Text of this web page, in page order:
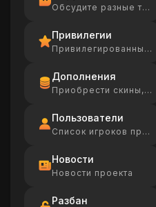
Обсудите разные темы
Привилегии
Привилегированные игроки
Дополнения
Приобрести скины, Ammo
Пользователи
Список игроков проекта
Новости
Новости проекта
Разбан